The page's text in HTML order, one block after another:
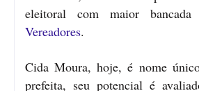
eleitoral com maior
Vereadores.
Cida Moura, hoje, é nome
prefeita, seu potencial é